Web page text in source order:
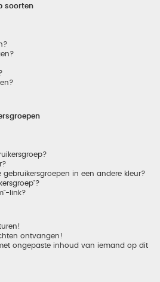
soorten
in een andere kleur?
link?
ontvangen!
ongepaste inhoud van iemand op dit